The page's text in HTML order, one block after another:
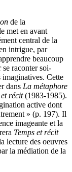
de la
met en avant
central de la
intrigue, par
beaucoup
raconter soi-
imaginatives. Cette
dans La métaphore
et récit(1983-1985).
active dont
» (p. 197). Il
imageante et la
Temps et récit
lecture des oeuvres
la médiation de la